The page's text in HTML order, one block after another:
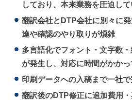
しており、本来業務を圧迫して
翻訳会社とDTP会社に別々に
達や確認のやり取りが煩雑
多言語化でフォント・文字数
が発生し、対応に時間がかかっ
印刷データへの入稿まで一社
翻訳後のDTP修正に追加費用